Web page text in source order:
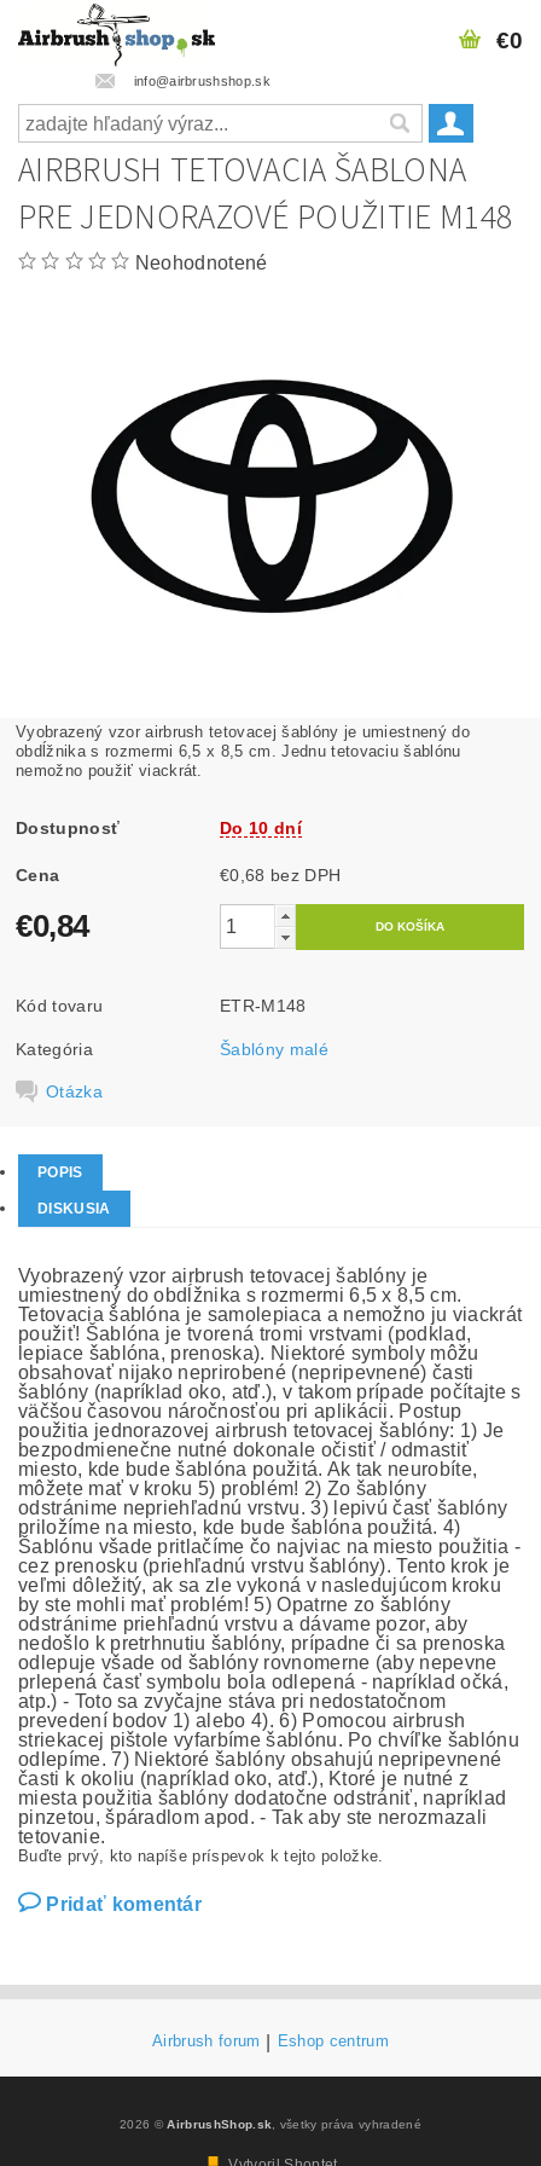
info@airbrushshop.sk
€0
AIRBRUSH TETOVACIA ŠABLONA
PRE JEDNORAZOVÉ POUŽITIE M148
Neohodnotené
Vyobrazený vzor airbrush tetovacej šablóny je umiestnený do
obdĺžnika s rozmermi 6,5 x 8,5 cm. Jednu tetovaciu šablónu
nemožno použiť viackrát.
Dostupnosť Do 10 dní
Cena €0,68 bez DPH
€0,84
Kód tovaru ETR-M148
Kategória Šablóny malé
Otázka
POPIS
DISKUSIA
Vyobrazený vzor airbrush tetovacej šablóny je
umiestnený do obdĺžnika s rozmermi 6,5 x 8,5 cm.
Tetovacia šablóna je samolepiaca a nemožno ju viackrát
použiť! Šablóna je tvorená tromi vrstvami (podklad,
lepiace šablóna, prenoska). Niektoré symboly môžu
obsahovať nijako neprirobené (nepripevnené) časti
šablóny (napríklad oko, atď.), v takom prípade počítajte s
väčšou časovou náročnosťou pri aplikácii. Postup
použitia jednorazovej airbrush tetovacej šablóny: 1) Je
bezpodmienečne nutné dokonale očistiť / odmastiť
miesto, kde bude šablóna použitá. Ak tak neurobíte,
môžete mať v kroku 5) problém! 2) Zo šablóny
odstránime nepriehľadnú vrstvu. 3) lepivú časť šablóny
priložíme na miesto, kde bude šablóna použitá. 4)
Šablónu všade pritlačíme čo najviac na miesto použitia -
cez prenosku (priehľadnú vrstvu šablóny). Tento krok je
veľmi dôležitý, ak sa zle vykoná v nasledujúcom kroku
by ste mohli mať problém! 5) Opatrne zo šablóny
odstránime priehľadnú vrstvu a dávame pozor, aby
nedošlo k pretrhnutiu šablóny, prípadne či sa prenoska
odlepuje všade od šablóny rovnomerne (aby nepevne
prlepená časť symbolu bola odlepená - napríklad očká,
atp.) - Toto sa zvyčajne stáva pri nedostatočnom
prevedení bodov 1) alebo 4). 6) Pomocou airbrush
striekacej pištole vyfarbíme šablónu. Po chvíľke šablónu
odlepíme. 7) Niektoré šablóny obsahujú nepripevnené
časti k okoliu (napríklad oko, atď.), Ktoré je nutné z
miesta použitia šablóny dodatočne odstrániť, napríklad
pinzetou, špáradlom apod. - Tak aby ste nerozmazali
tetovanie.
Buďte prvý, kto napíše príspevok k tejto položke.
Pridať komentár
Airbrush forum Eshop centrum
2026 ©AirbrushShop.sk , všetky práva vyhradené